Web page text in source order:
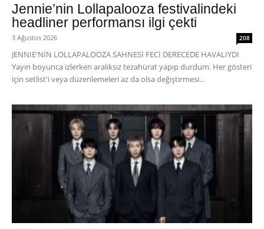
Jennie’nin Lollapalooza festivalindeki
headliner performansı ilgi çekti
3 Ağustos 2026 208
JENNIE'NİN LOLLAPALOOZA SAHNESİ FECİ DERECEDE HAVALIYDI
Yayın boyunca izlerken aralıksız tezahürat yapıp durdum. Her gösteri
için setlist'i veya düzenlemeleri az da olsa değiştirmesi...